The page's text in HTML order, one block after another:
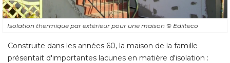
Isolation thermique par extérieur pour une maison © Edilteco
Construite dans les années 60, la maison de la famille
présentait d'importantes lacunes en matière d'isolation :